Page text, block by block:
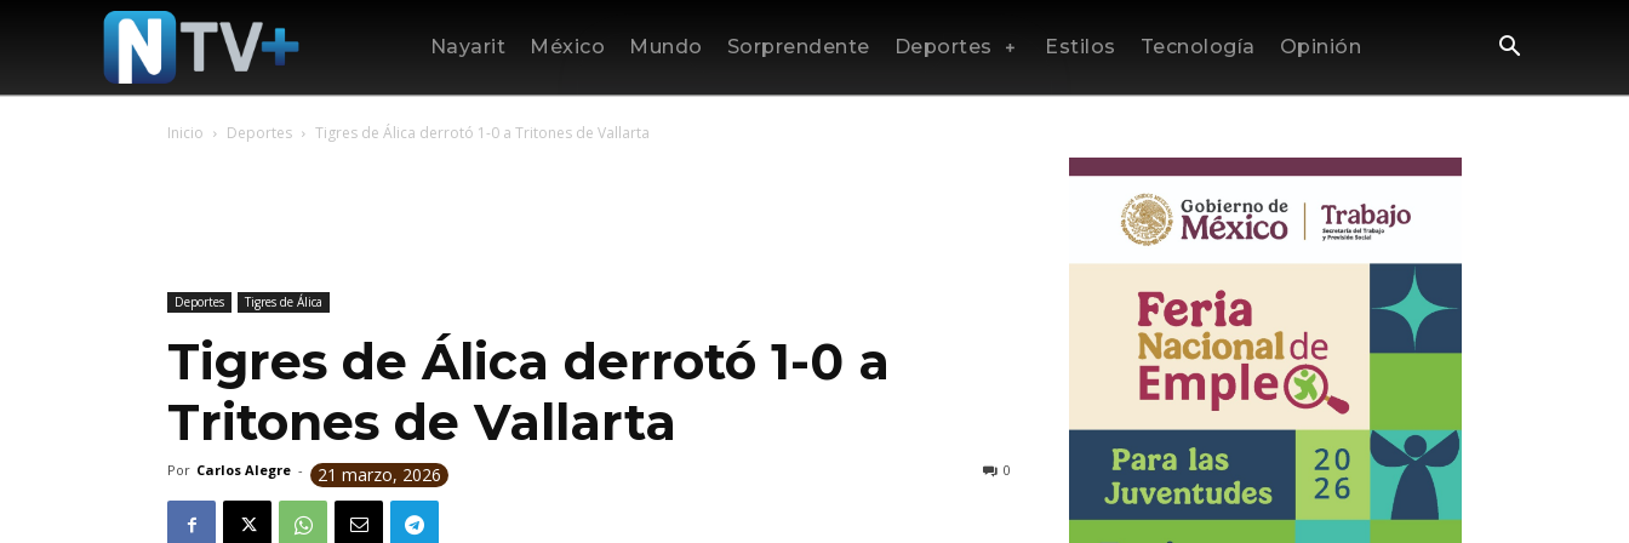
Nayarit México Mundo Sorprendente Deportes Estilos Tecnología Opinión
Inicio Deportes Tigres de Álica derrotó 1-0 a Tritones de Vallarta
Deportes Tigres de Álica
Tigres de Álica derrotó 1-0 a
Tritones de Vallarta
Por Carlos Alegre - 21 marzo, 2026 0